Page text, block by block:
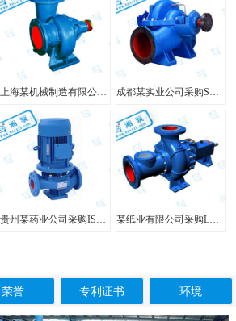
某纸业有限公司采购LXL型两相流无堵塞纸浆泵
荣誉 专利证书 环境